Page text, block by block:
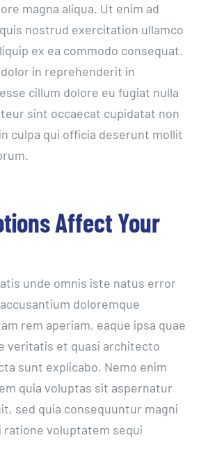
magna aliqua. Ut enim ad
nostrud exercitation ullamco
ex ea commodo consequat.
in reprehenderit in
cillum dolore eu fugiat nulla
sint occaecat cupidatat non
culpa qui officia deserunt mollit
Affect Your
unde omnis iste natus error
doloremque
rem aperiam, eaque ipsa quae
veritatis et quasi architecto
sunt explicabo. Nemo enim
quia voluptas sit aspernatur
sed quia consequuntur magni
ratione voluptatem sequi